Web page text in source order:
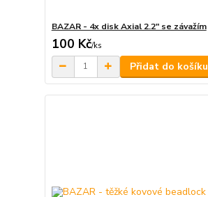
BAZAR - 4x disk Axial 2.2" se závažím
100 Kč/ks
Přidat do košíku